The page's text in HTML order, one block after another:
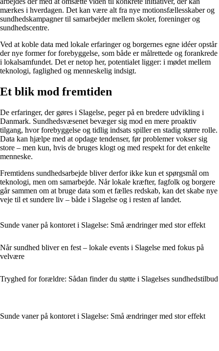
mærkes i hverdagen. Det kan være alt fra nye motionsfællesskaber og
sundhedskampagner til samarbejder mellem skoler, foreninger og
sundhedscentre.
Ved at koble data med lokale erfaringer og borgernes egne idéer opstår
der nye former for forebyggelse, som både er målrettede og forankrede
i lokalsamfundet. Det er netop her, potentialet ligger: i mødet mellem
teknologi, faglighed og menneskelig indsigt.
Et blik mod fremtiden
De erfaringer, der gøres i Slagelse, peger på en bredere udvikling i
Danmark. Sundhedsvæsenet bevæger sig mod en mere proaktiv
tilgang, hvor forebyggelse og tidlig indsats spiller en stadig større rolle.
Data kan hjælpe med at opdage tendenser, før problemer vokser sig
store – men kun, hvis de bruges klogt og med respekt for det enkelte
menneske.
Fremtidens sundhedsarbejde bliver derfor ikke kun et spørgsmål om
teknologi, men om samarbejde. Når lokale kræfter, fagfolk og borgere
går sammen om at bruge data som et fælles redskab, kan det skabe nye
veje til et sundere liv – både i Slagelse og i resten af landet.
Sunde vaner på kontoret i Slagelse: Små ændringer med stor effekt
Når sundhed bliver en fest – lokale events i Slagelse med fokus på
velvære
Tryghed for forældre: Sådan finder du støtte i Slagelses sundhedstilbud
Sunde vaner på kontoret i Slagelse: Små ændringer med stor effekt